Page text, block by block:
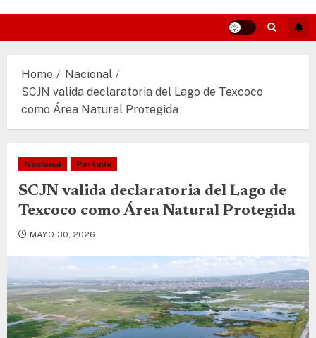
Home
Nacional
SCJN valida declaratoria del Lago de Texcoco
como Área Natural Protegida
Nacional Portada
SCJN valida declaratoria del Lago de
Texcoco como Área Natural Protegida
MAYO 30, 2026